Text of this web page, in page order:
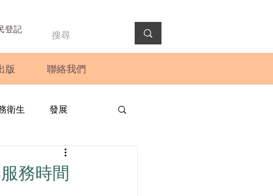
登記
版 聯絡我們
衛生 發展
圓桌會議
務時間